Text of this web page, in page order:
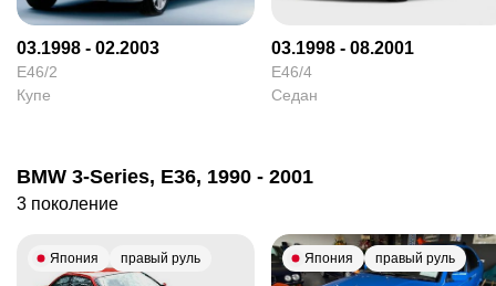
03.1998 - 02.2003
E46/2
Купе
03.1998 - 08.2001
E46/4
Седан
BMW 3-Series, E36, 1990 - 2001
3 поколение
Япония правый руль Япония правый руль